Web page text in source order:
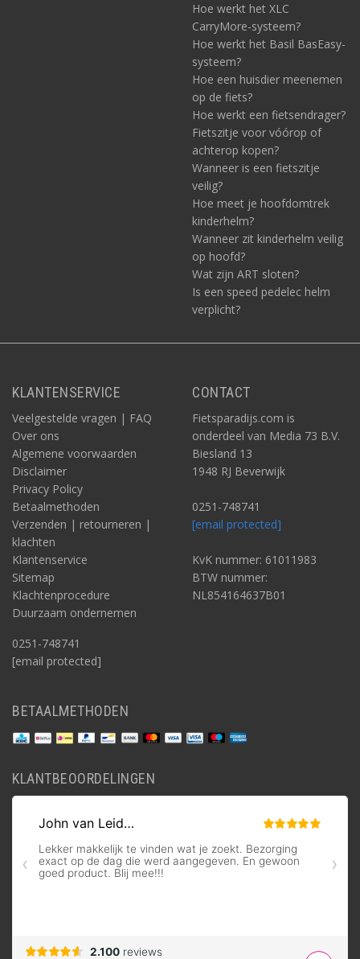
Hoe werkt het XLC
CarryMore-systeem?
Hoe werkt het Basil BasEasy-
systeem?
Hoe een huisdier meenemen
op de fiets?
Hoe werkt een fietsendrager?
Fietszitje voor vóórop of
achterop kopen?
Wanneer is een fietszitje
veilig?
Hoe meet je hoofdomtrek
kinderhelm?
Wanneer zit kinderhelm veilig
op hoofd?
Wat zijn ART sloten?
Is een speed pedelec helm
verplicht?
KLANTENSERVICE
Veelgestelde vragen | FAQ
Over ons
Algemene voorwaarden
Disclaimer
Privacy Policy
Betaalmethoden
Verzenden | retourneren |
klachten
Klantenservice
Sitemap
Klachtenprocedure
Duurzaam ondernemen
0251-748741
[email protected]
CONTACT
Fietsparadijs.com is
onderdeel van Media 73 B.V.
Biesland 13
1948 RJ Beverwijk
0251-748741
[email protected]
KvK nummer: 61011983
BTW nummer:
NL854164637B01
BETAALMETHODEN
KLANTBEOORDELINGEN